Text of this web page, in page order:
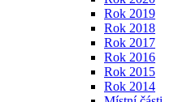
Rok 2019
Rok 2018
Rok 2017
Rok 2016
Rok 2015
Rok 2014